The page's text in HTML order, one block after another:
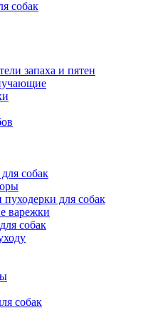
собак
запаха и пятен
собак
пуходерки для собак
варежки
собак
собак